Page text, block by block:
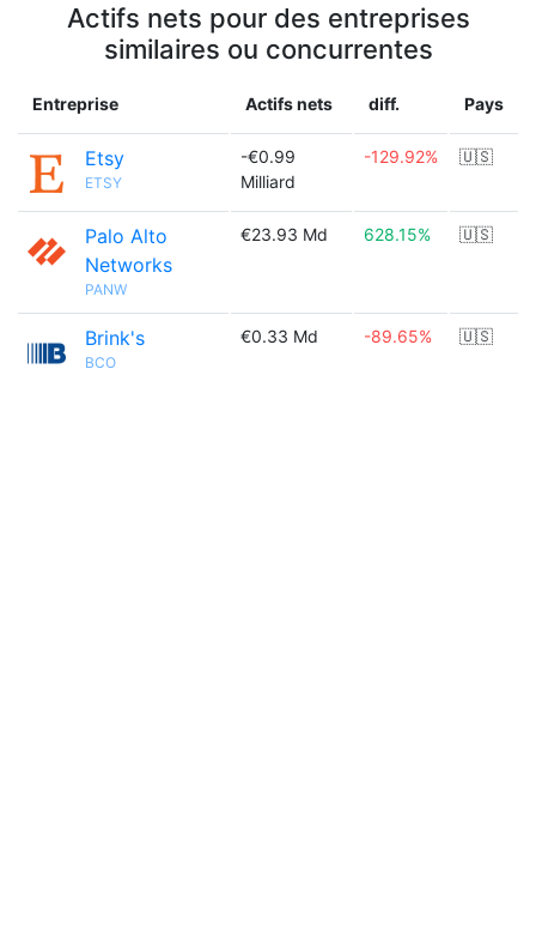
Actifs nets pour des entreprises
similaires ou concurrentes
Entreprise Actifs nets diff. Pays
Etsy
ETSY
-€0.99
Milliard
-129.92% 🇺🇸
Palo Alto
Networks
PANW
€23.93 Md 628.15% 🇺🇸
Brink's
BCO
€0.33 Md -89.65% 🇺🇸